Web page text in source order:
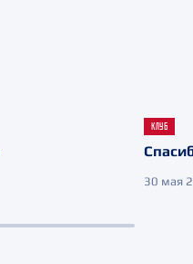
КЛУБ
30 мая